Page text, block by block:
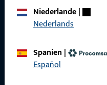
Niederlande|
Nederlands
Spanien |
Español